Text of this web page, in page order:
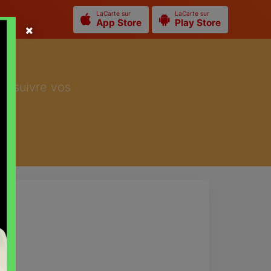
LaCarte sur
App Store
LaCarte sur
Play Store
suivre vos